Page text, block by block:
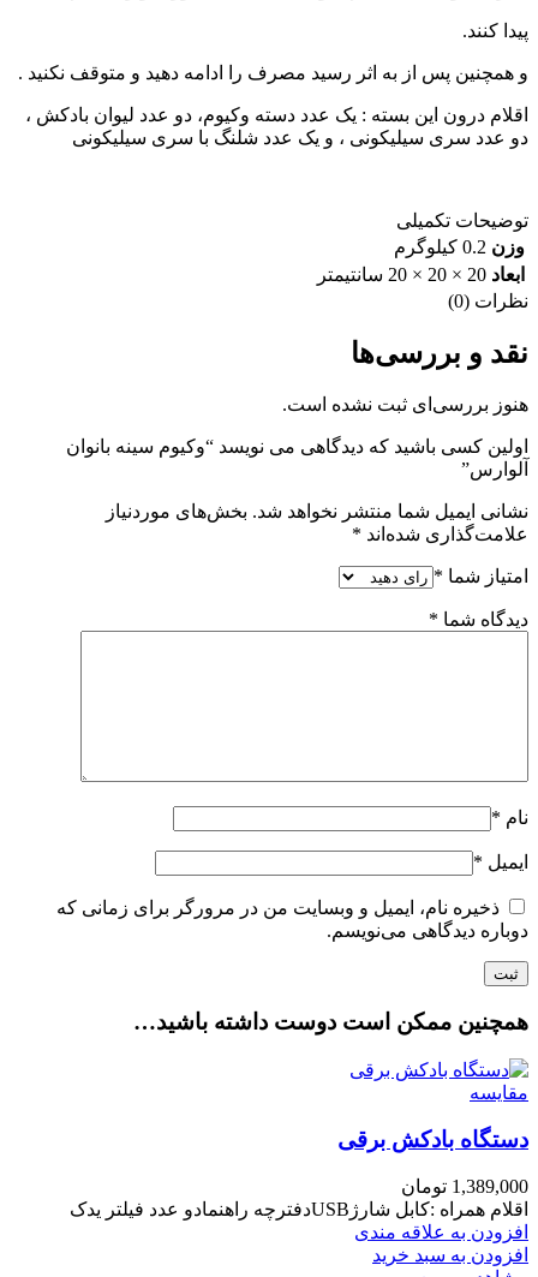
پیدا کنند.
و همچنین پس از به اثر رسید مصرف را ادامه دهید و متوقف نکنید .
اقلام درون این بسته : یک عدد دسته وکیوم، دو عدد لیوان بادکش ،
دو عدد سری سیلیکونی ، و یک عدد شلنگ با سری سیلیکونی
توضیحات تکمیلی
وزن 0.2 کیلوگرم
ابعاد 20 × 20 × 20 سانتیمتر
نظرات (0)
نقد و بررسی‌ها
هنوز بررسی‌ای ثبت نشده است.
اولین کسی باشید که دیدگاهی می نویسد “وکیوم سینه بانوان
آلوارس”
نشانی ایمیل شما منتشر نخواهد شد. بخش‌های موردنیاز
علامت‌گذاری شده‌اند *
امتیاز شما *
دیدگاه شما *
نام *
ایمیل *
ذخیره نام، ایمیل و وبسایت من در مرورگر برای زمانی که
دوباره دیدگاهی می‌نویسم.
همچنین ممکن است دوست داشته باشید…
مقایسه
دستگاه بادکش برقی
1,389,000 تومان
اقلام همراه :کابل شارژUSBدفترچه راهنمادو عدد فیلتر یدک
افزودن به علاقه مندی
افزودن به سبد خرید